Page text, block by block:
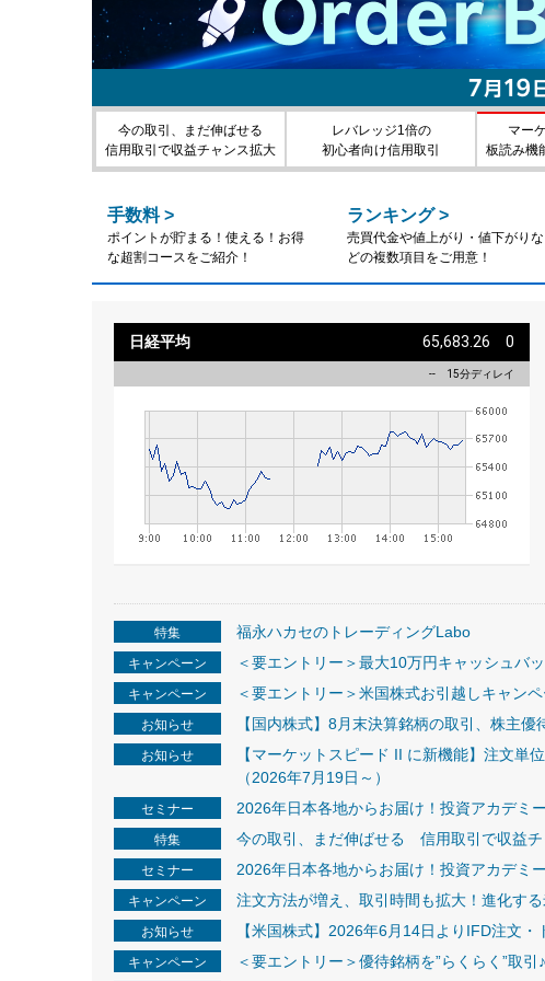
今の取引、まだ伸ばせる
信用取引で収益チャンス拡大
レバレッジ1倍の
初心者向け信用取引
マー
板読み機
手数料>
ポイントが貯まる！使える！お得
な超割コースをご紹介！
ランキング>
売買代金や値上がり・値下がりな
どの複数項目をご用意！
日経平均 65,683.26 0
-- 15分ディレイ
特集 福永ハカセのトレーディングLabo
キャンペーン ＜要エントリー＞最大10万円キャッシュバ
キャンペーン ＜要エントリー＞米国株式お引越しキャン
お知らせ 【国内株式】8月末決算銘柄の取引、株主
お知らせ
【マーケットスピード II に新機能】注文単
（2026年7月19日～）
セミナー 2026年日本各地からお届け！投資アカデミ
特集 今の取引、まだ伸ばせる 信用取引で収益チ
セミナー 2026年日本各地からお届け！投資アカデミ
キャンペーン 注文方法が増え、取引時間も拡大！進化す
お知らせ 【米国株式】2026年6月14日よりIFD注文・
キャンペーン ＜要エントリー＞優待銘柄を”らくらく”取